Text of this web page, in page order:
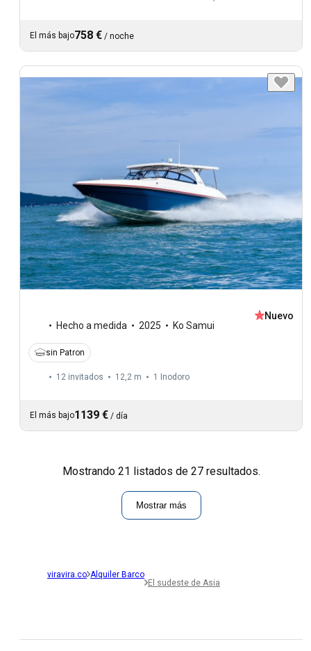
El más bajo758 € / noche
Hecho a medida 2025 Ko Samui
Nuevo
sin Patron
12 invitados 12,2 m 1 Inodoro
El más bajo1139 € / día
Mostrando 21 listados de 27 resultados.
Mostrar más
viravira.co Alquiler Barco
El sudeste de Asia